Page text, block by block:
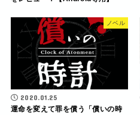
ノベル
2020.01.25
運命を変えて罪を償う「償いの時